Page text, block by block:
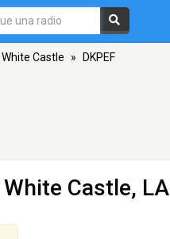
White Castle » DKPEF
Castle, LA